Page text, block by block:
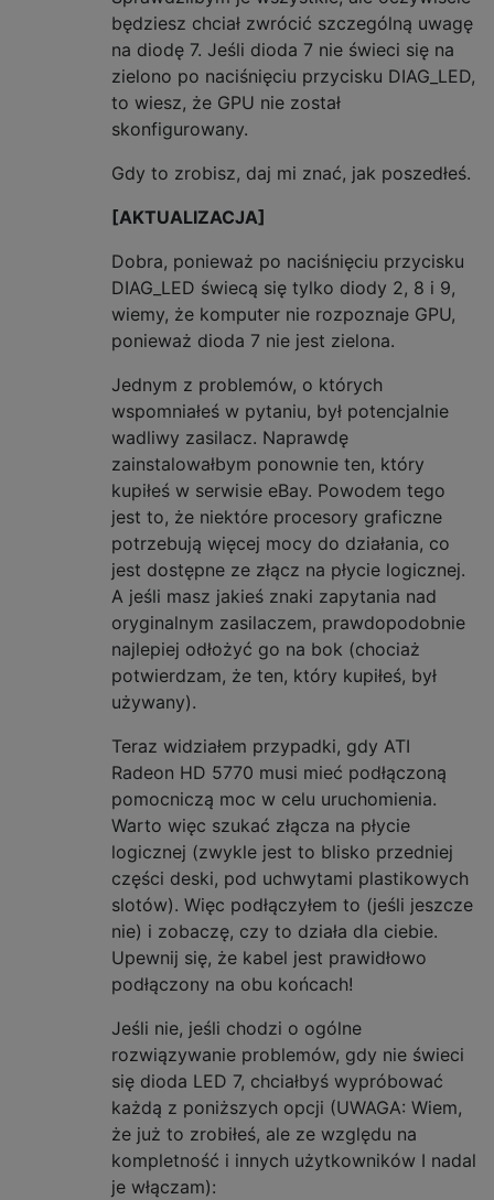
będziesz chciał zwrócić szczególną uwagę
na diodę 7. Jeśli dioda 7 nie świeci się na
zielono po naciśnięciu przycisku DIAG_LED,
to wiesz, że GPU nie został
skonfigurowany.
Gdy to zrobisz, daj mi znać, jak poszedłeś.
[AKTUALIZACJA]
Dobra, ponieważ po naciśnięciu przycisku
DIAG_LED świecą się tylko diody 2, 8 i 9,
wiemy, że komputer nie rozpoznaje GPU,
ponieważ dioda 7 nie jest zielona.
Jednym z problemów, o których
wspomniałeś w pytaniu, był potencjalnie
wadliwy zasilacz. Naprawdę
zainstalowałbym ponownie ten, który
kupiłeś w serwisie eBay. Powodem tego
jest to, że niektóre procesory graficzne
potrzebują więcej mocy do działania, co
jest dostępne ze złącz na płycie logicznej.
A jeśli masz jakieś znaki zapytania nad
oryginalnym zasilaczem, prawdopodobnie
najlepiej odłożyć go na bok (chociaż
potwierdzam, że ten, który kupiłeś, był
używany).
Teraz widziałem przypadki, gdy ATI
Radeon HD 5770 musi mieć podłączoną
pomocniczą moc w celu uruchomienia.
Warto więc szukać złącza na płycie
logicznej (zwykle jest to blisko przedniej
części deski, pod uchwytami plastikowych
slotów). Więc podłączyłem to (jeśli jeszcze
nie) i zobaczę, czy to działa dla ciebie.
Upewnij się, że kabel jest prawidłowo
podłączony na obu końcach!
Jeśli nie, jeśli chodzi o ogólne
rozwiązywanie problemów, gdy nie świeci
się dioda LED 7, chciałbyś wypróbować
każdą z poniższych opcji (UWAGA: Wiem,
że już to zrobiłeś, ale ze względu na
kompletność i innych użytkowników I nadal
je włączam):